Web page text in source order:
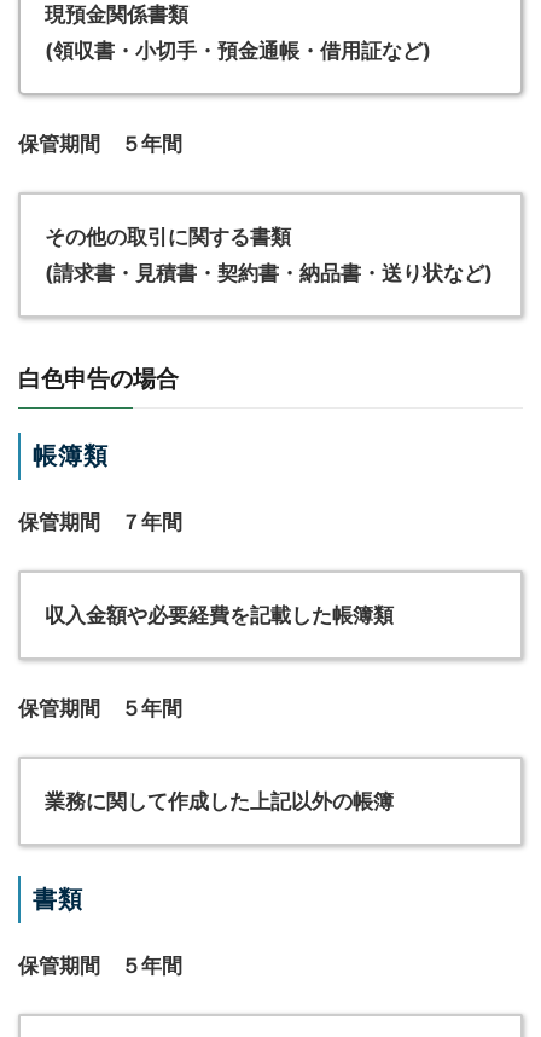
現預金関係書類
(領収書・小切手・預金通帳・借用証など)
保管期間 ５年間
その他の取引に関する書類
(請求書・見積書・契約書・納品書・送り状など)
白色申告の場合
帳簿類
保管期間 ７年間
収入金額や必要経費を記載した帳簿類
保管期間 ５年間
業務に関して作成した上記以外の帳簿
書類
保管期間 ５年間